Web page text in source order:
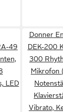
49
LED
Donner
DEK-200
300
Mikrofon
Vibrato,